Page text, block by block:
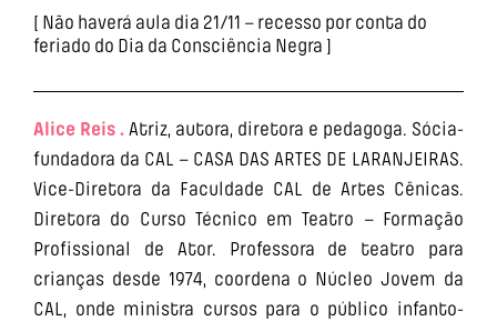
[ Não haverá aula dia 21/11 – recesso por conta do
feriado do Dia da Consciência Negra ]
Alice Reis . Atriz, autora, diretora e pedagoga. Sócia-
fundadora da CAL – CASA DAS ARTES DE LARANJEIRAS.
Vice-Diretora da Faculdade CAL de Artes Cênicas.
Diretora do Curso Técnico em Teatro – Formação
Profissional de Ator. Professora de teatro para
crianças desde 1974, coordena o Núcleo Jovem da
CAL, onde ministra cursos para o público infanto-